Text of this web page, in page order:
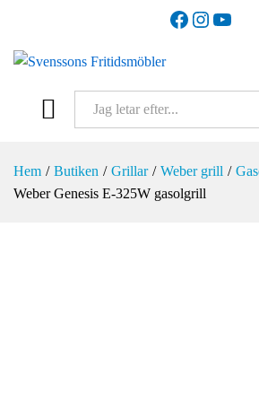
Facebook
Hem / Butiken / Grillar / Weber grill /
Weber Genesis E-325W gasolgrill